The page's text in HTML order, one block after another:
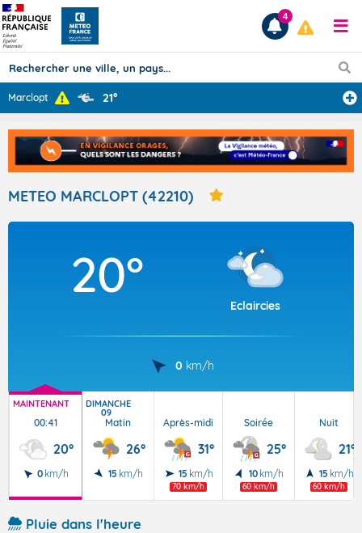
Prévisions
TOUS LES RÉSULTATS
Articles
4
Marclopt 21°
METEO MARCLOPT (42210)
20°
Eclaircies
0 km/h
MAINTENANT
00:41
20°
0 km/h
DIMANCHE
09
Matin
26°
15 km/h
Après-midi
31°
15 km/h
70 km/h
Soirée
25°
10 km/h
60 km/h
Nuit
21°
15 km/h
60 km/h
Pluie dans l'heure